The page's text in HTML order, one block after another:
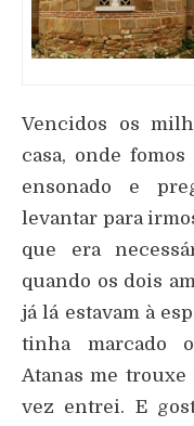
Vencidos os
casa, onde
ensonado e
levantar para
que era
quando os dois
já lá estavam à
tinha marcado
Atanas me trouxe
vez entrei. E